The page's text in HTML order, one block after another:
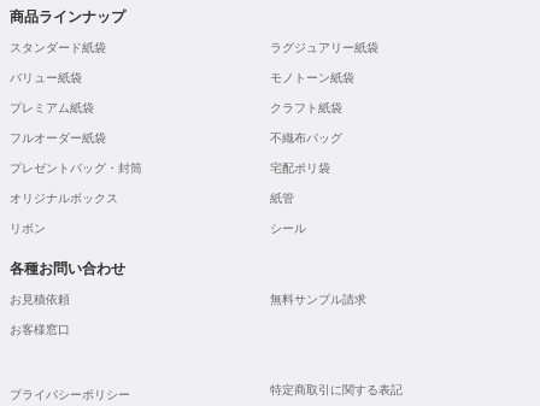
商品ラインナップ
スタンダード紙袋 ラグジュアリー紙袋
バリュー紙袋 モノトーン紙袋
プレミアム紙袋 クラフト紙袋
フルオーダー紙袋 不織布バッグ
プレゼントバッグ・封筒 宅配ポリ袋
オリジナルボックス 紙管
リボン シール
各種お問い合わせ
お見積依頼 無料サンプル請求
お客様窓口
プライバシーポリシー 特定商取引に関する表記